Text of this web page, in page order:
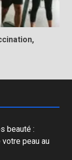
beauté :
votre peau au